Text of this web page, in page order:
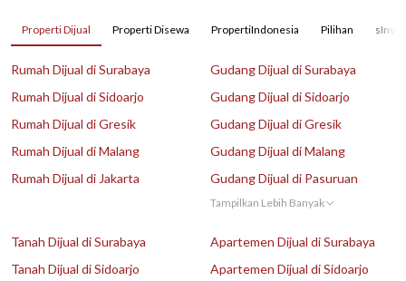
Properti Dijual Properti Disewa PropertiIndonesia Pilihan
Rumah Dijual di Surabaya
Rumah Dijual di Sidoarjo
Rumah Dijual di Gresik
Rumah Dijual di Malang
Rumah Dijual di Jakarta
Gudang Dijual di Surabaya
Gudang Dijual di Sidoarjo
Gudang Dijual di Gresik
Gudang Dijual di Malang
Gudang Dijual di Pasuruan
Tampilkan Lebih Banyak
Tanah Dijual di Surabaya
Tanah Dijual di Sidoarjo
Apartemen Dijual di Surabaya
Apartemen Dijual di Sidoarjo